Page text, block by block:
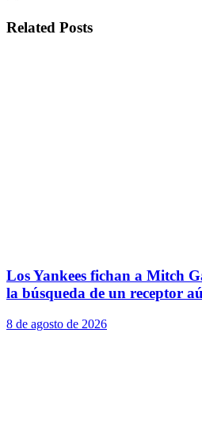
Related Posts
Los Yankees fichan a Mitch
la búsqueda de un receptor
8 de agosto de 2026